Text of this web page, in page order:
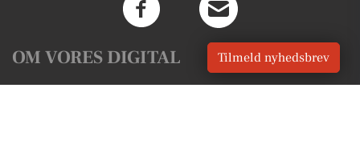
OM VORES DIGITAL Tilmeld nyhedsbrev